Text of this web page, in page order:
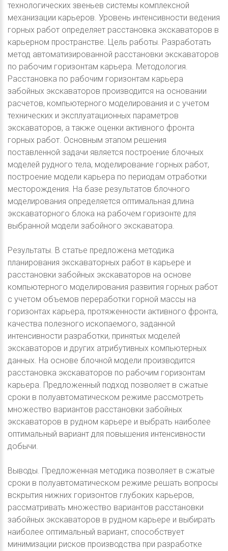
технологических звеньев системы комплексной
механизации карьеров. Уровень интенсивности ведения
горных работ определяет расстановка экскаваторов в
карьерном пространстве. Цель работы. Разработать
метод автоматизированной расстановки экскаваторов
по рабочим горизонтам карьера. Методология.
Расстановка по рабочим горизонтам карьера
забойных экскаваторов производится на основании
расчетов, компьютерного моделирования и с учетом
технических и эксплуатационных параметров
экскаваторов, а также оценки активного фронта
горных работ. Основным этапом решения
поставленной задачи является построение блочных
моделей рудного тела, моделирование горных работ,
построение модели карьера по периодам отработки
месторождения. На базе результатов блочного
моделирования определяется оптимальная длина
экскаваторного блока на рабочем горизонте для
выбранной модели забойного экскаватора.
Результаты. В статье предложена методика
планирования экскаваторных работ в карьере и
расстановки забойных экскаваторов на основе
компьютерного моделирования развития горных работ
с учетом объемов переработки горной массы на
горизонтах карьера, протяженности активного фронта,
качества полезного ископаемого, заданной
интенсивности разработки, принятых моделей
экскаваторов и других атрибутивных компьютерных
данных. На основе блочной модели производится
расстановка экскаваторов по рабочим горизонтам
карьера. Предложенный подход позволяет в сжатые
сроки в полуавтоматическом режиме рассмотреть
множество вариантов расстановки забойных
экскаваторов в рудном карьере и выбрать наиболее
оптимальный вариант для повышения интенсивности
добычи.
Выводы. Предложенная методика позволяет в сжатые
сроки в полуавтоматическом режиме решать вопросы
вскрытия нижних горизонтов глубоких карьеров,
рассматривать множество вариантов расстановки
забойных экскаваторов в рудном карьере и выбирать
наиболее оптимальный вариант, способствует
минимизации рисков производства при разработке